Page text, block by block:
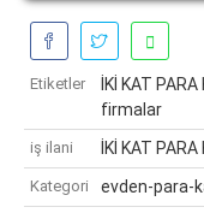
Etiketler
İKİ KAT
firmalar
iş ilani İKİ KAT
Kategori evden-para-